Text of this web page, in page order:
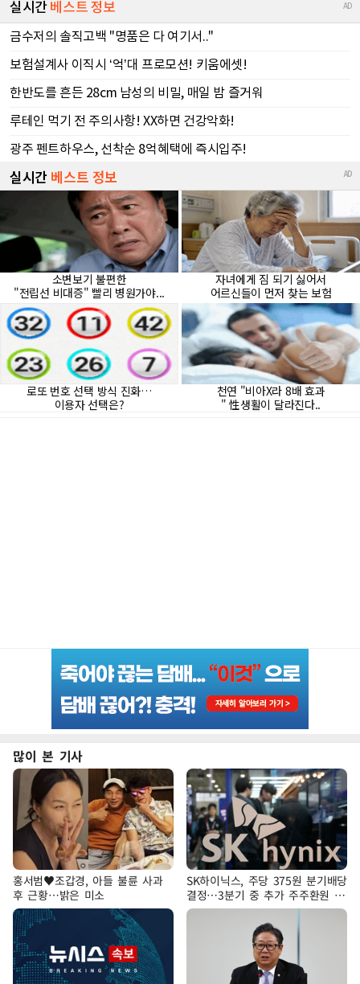
많이 본 기사
홍서범♥조갑경, 아들 불륜 사과
후 근황…밝은 미소
SK하이닉스, 주당 375원 분기배당
결정…3분기 중 추가 주주환원 발
표